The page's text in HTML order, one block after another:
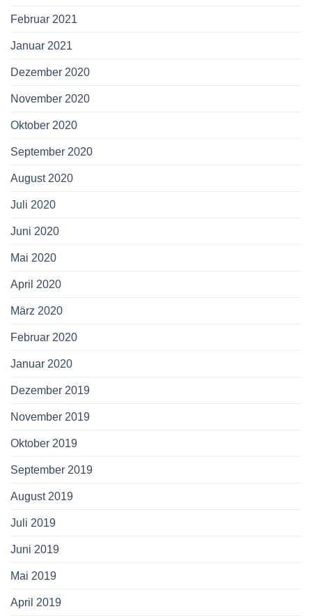
Februar 2021
Januar 2021
Dezember 2020
November 2020
Oktober 2020
September 2020
August 2020
Juli 2020
Juni 2020
Mai 2020
April 2020
März 2020
Februar 2020
Januar 2020
Dezember 2019
November 2019
Oktober 2019
September 2019
August 2019
Juli 2019
Juni 2019
Mai 2019
April 2019